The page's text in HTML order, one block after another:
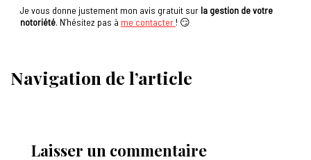
Je vous donne justement mon avis gratuit sur la gestion de votre
notoriété. N’hésitez pas à me contacter ! 😏
Navigation de l’article
Laisser un commentaire